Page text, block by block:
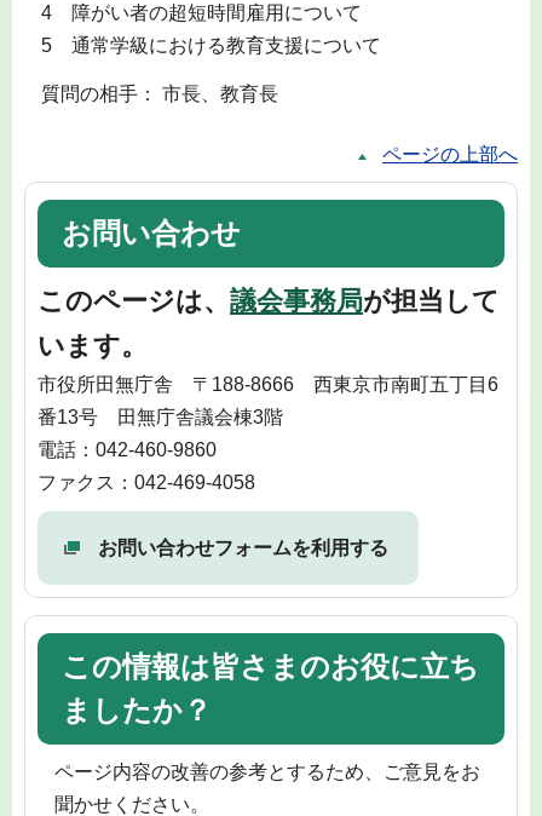
4 障がい者の超短時間雇用について
5 通常学級における教育支援について
質問の相手： 市長、教育長
ページの上部へ
お問い合わせ
このページは、 議会事務局が担当して
います。
市役所田無庁舎 〒188-8666 西東京市南町五丁目6
番13号 田無庁舎議会棟3階
電話：042-460-9860
ファクス：042-469-4058
お問い合わせフォームを利用する
この情報は皆さまのお役に立ち
ましたか？
ページ内容の改善の参考とするため、ご意見をお
聞かせください。